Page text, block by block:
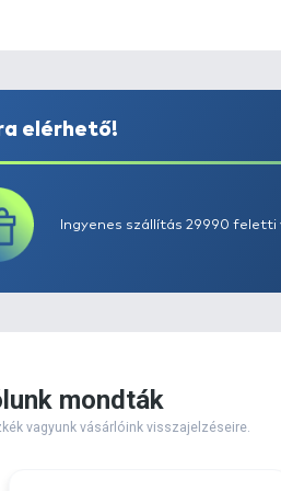
Extra elérhető!